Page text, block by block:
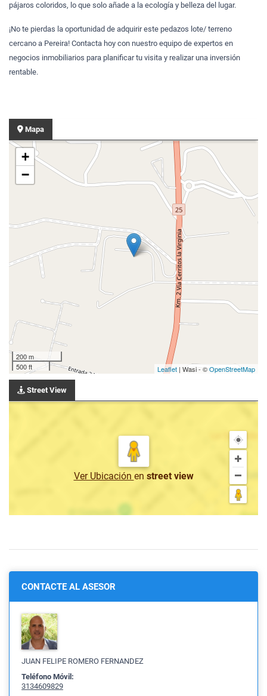
pájaros coloridos, lo que solo añade a la ecología y belleza del lugar.
¡No te pierdas la oportunidad de adquirir este pedazos lote/ terreno
cercano a Pereira! Contacta hoy con nuestro equipo de expertos en
negocios inmobiliarios para planificar tu visita y realizar una inversión
rentable.
Mapa
+
−
200 m
500 ft
Leaflet | Wasi - ©OpenStreetMap
Street View
Ver Ubicación en street view
CONTACTE AL ASESOR
JUAN FELIPE ROMERO FERNANDEZ
Teléfono Móvil:
3134609829